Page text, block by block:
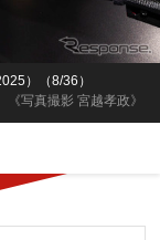
《写真撮影 宮越孝政》
）（8/36）